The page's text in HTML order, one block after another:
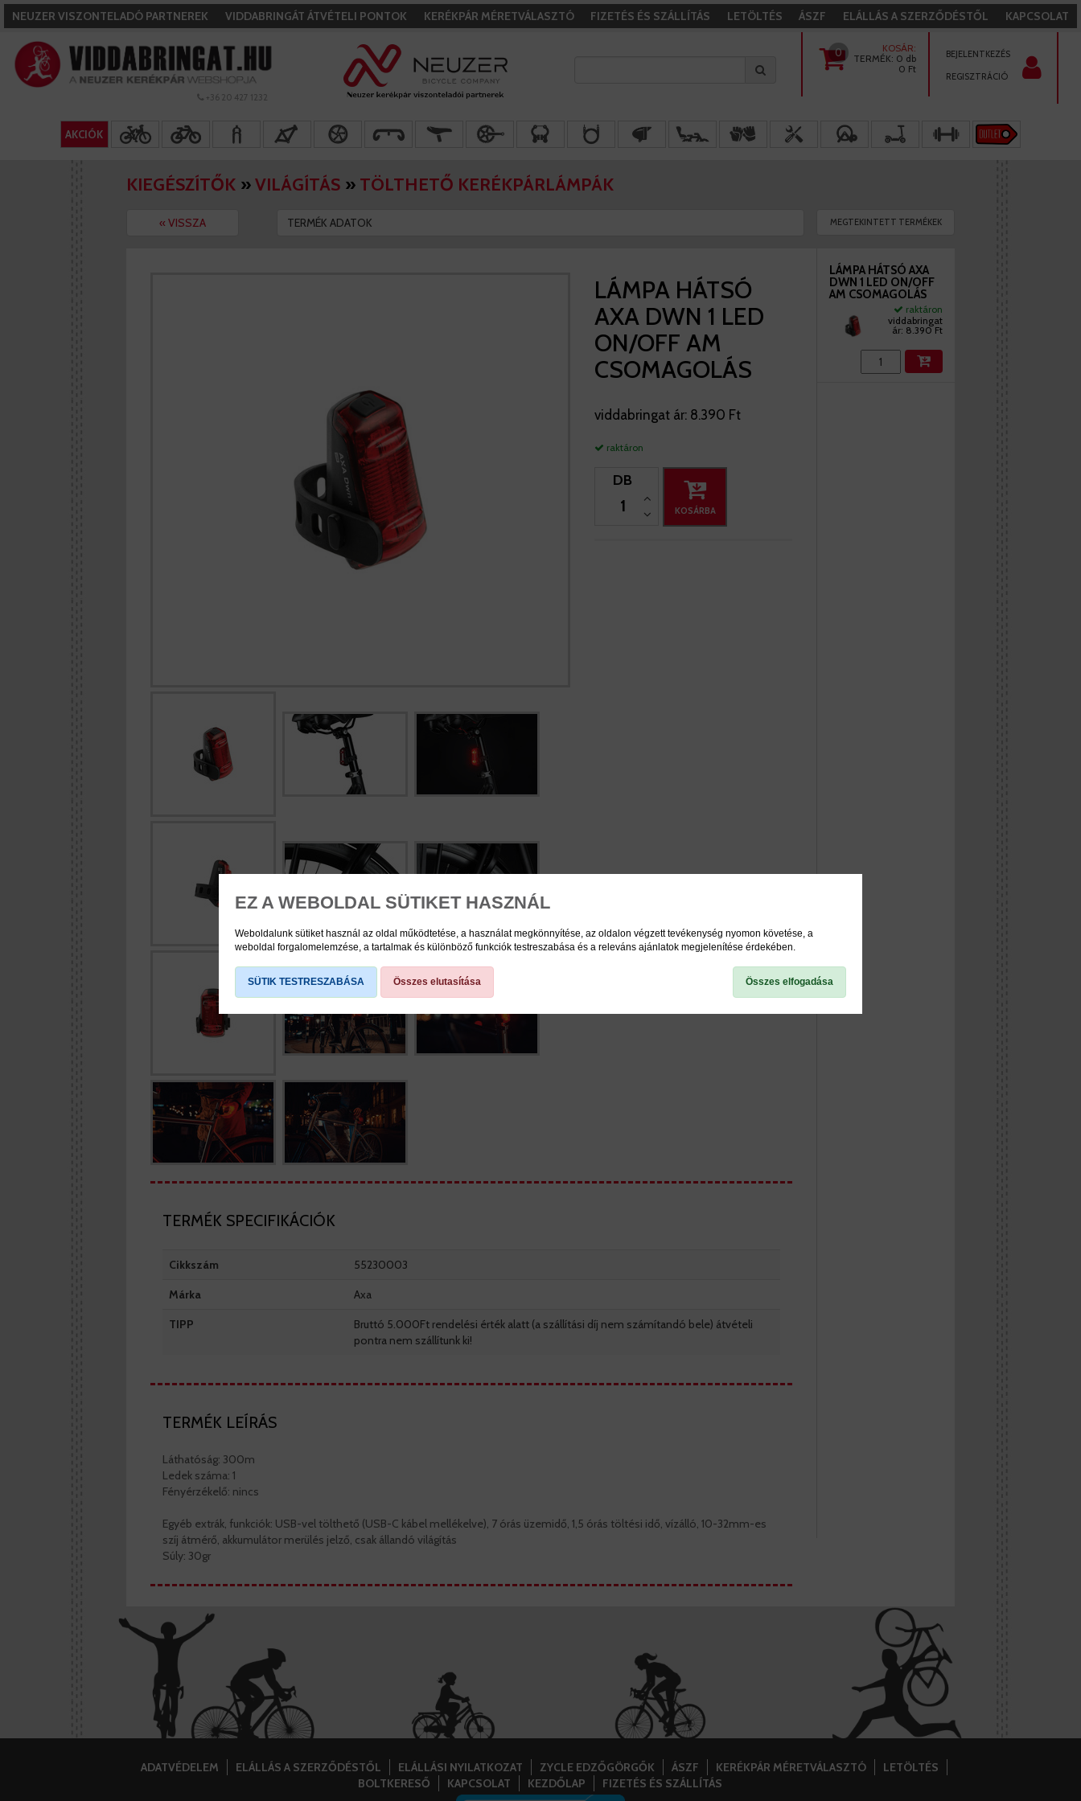
EZ A WEBOLDAL SÜTIKET HASZNÁL
Weboldalunk sütiket használ az oldal működtetése, a használat megkönnyítése, az oldalon végzett tevékenység nyomon követése, a
weboldal forgalomelemzése, a tartalmak és különböző funkciók testreszabása és a releváns ajánlatok megjelenítése érdekében.
SÜTIK TESTRESZABÁSA Összes elutasítása Összes elfogadása
NEUZER VISZONTELADÓ PARTNEREK VIDDABRINGÁT ÁTVÉTELI PONTOK KERÉKPÁR MÉRETVÁLASZTÓ FIZETÉS ÉS SZÁLLÍTÁS LETÖLTÉS ÁSZF ELÁLLÁS A SZERZŐDÉSTŐL KAPCSOLAT
+36 20 427 1232
0
KOSÁR:
TERMÉK: 0 db
0 Ft
BEJELENTKEZÉS
REGISZTRÁCIÓ
AKCIÓK
KIEGÉSZÍTŐK »VILÁGÍTÁS » TÖLTHETŐ KERÉKPÁRLÁMPÁK
« VISSZA TERMÉK ADATOK MEGTEKINTETT TERMÉKEK
LÁMPA HÁTSÓ
AXA DWN 1 LED
ON/OFF AM
CSOMAGOLÁS
viddabringat ár: 8.390 Ft
raktáron
DB
KOSÁRBA
TERMÉK SPECIFIKÁCIÓK
Cikkszám 55230003
Márka Axa
TIPP
Bruttó 5.000Ft rendelési érték alatt (a szállítási díj nem számítandó bele) átvételi
pontra nem szállítunk ki!
TERMÉK LEÍRÁS
Láthatóság: 300m
Ledek száma: 1
Fényérzékelő: nincs
Egyéb extrák, funkciók: USB-vel tölthető (USB-C kábel mellékelve), 7 órás üzemidő, 1,5 órás töltési idő, vízálló, 10-32mm-es
szíj átmérő, akkumulátor merülés jelző, csak állandó világítás
Súly: 30gr
LÁMPA HÁTSÓ AXA
DWN 1 LED ON/OFF
AM CSOMAGOLÁS
raktáron
viddabringat
ár: 8.390 Ft
ADATVÉDELEM ELÁLLÁS A SZERZŐDÉSTŐL ELÁLLÁSI NYILATKOZAT ZYCLE EDZŐGÖRGŐK ÁSZF KERÉKPÁR MÉRETVÁLASZTÓ
LETÖLTÉS
BOLTKERESŐ
KAPCSOLAT KEZDŐLAP FIZETÉS ÉS SZÁLLÍTÁS